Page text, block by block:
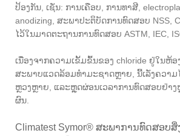
ປ້ອງກັນ, ເຊັ່ນ: ການເຄືອບ, ການທາສີ,
anodizing, ສະພາປະຕິບັດການທົດສອບ NSS,
ໄວ້ໃນມາດຕະຖານການທົດສອບ ASTM, IEC,
ເນື່ອງຈາກຄວາມເຂັ້ມຂົ້ນຂອງ chloride ຢູ່ໃນຫ້
ສະພາບແວດລ້ອມທໍາມະຊາດຫຼາຍ, ນີ້ເລັ່ງຄວາມ
ຫຼວງຫຼາຍ, ແລະຫຼຸດຜ່ອນເວລາການທົດສອບຢ່າງ
ຜົນ.
Climatest Symor® ສະພາການທົດສອບ